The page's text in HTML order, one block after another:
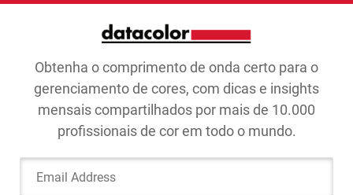
Obtenha o comprimento de onda certo para o
gerenciamento de cores, com dicas e insights
mensais compartilhados por mais de 10.000
profissionais de cor em todo o mundo.
Email Address